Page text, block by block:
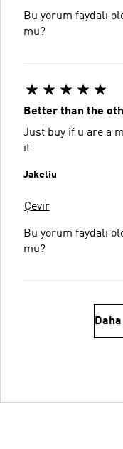
Bu yorum faydalı
mu?
Better than the
Just buy if u are a
it
Jakeliu
Çevir
Bu yorum faydalı
mu?